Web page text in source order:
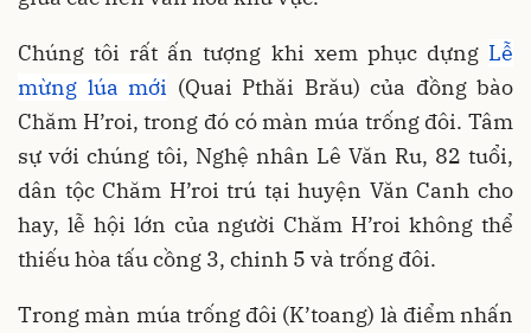
Chúng tôi rất ấn tượng khi xem phục dựng Lễ
mừng lúa mới (Quai Pthăi Brău) của đồng bào
Chăm H’roi, trong đó có màn múa trống đôi. Tâm
sự với chúng tôi, Nghệ nhân Lê Văn Ru, 82 tuổi,
dân tộc Chăm H’roi trú tại huyện Văn Canh cho
hay, lễ hội lớn của người Chăm H’roi không thể
thiếu hòa tấu cồng 3, chinh 5 và trống đôi.
Trong màn múa trống đôi (K’toang) là điểm nhấn